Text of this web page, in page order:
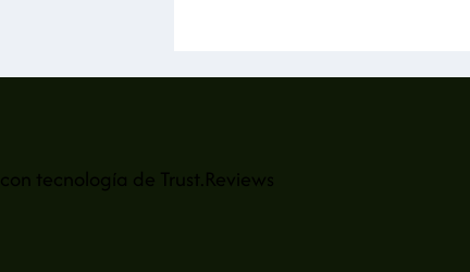
con tecnología de Trust.Reviews